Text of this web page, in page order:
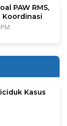
PAW RMS,
Koordinasi
Kasus